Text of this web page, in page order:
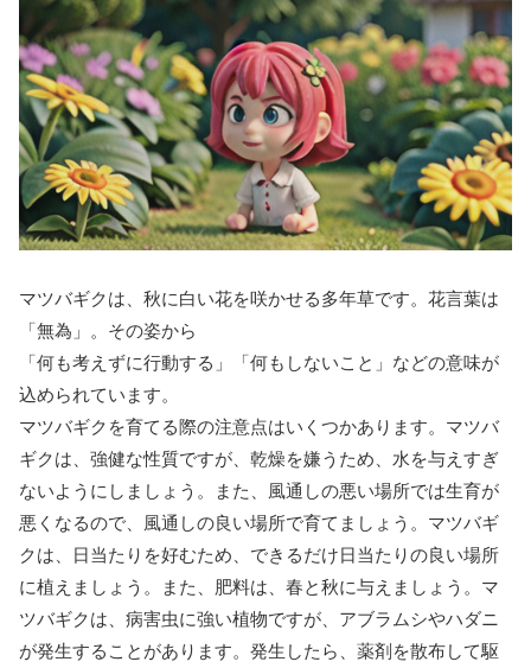
マツバギクは、秋に白い花を咲かせる多年草です。花言葉は
「無為」。その姿から
「何も考えずに行動する」「何もしないこと」などの意味が
込められています。
マツバギクを育てる際の注意点はいくつかあります。マツバ
ギクは、強健な性質ですが、乾燥を嫌うため、水を与えすぎ
ないようにしましょう。また、風通しの悪い場所では生育が
悪くなるので、風通しの良い場所で育てましょう。マツバギ
クは、日当たりを好むため、できるだけ日当たりの良い場所
に植えましょう。また、肥料は、春と秋に与えましょう。マ
ツバギクは、病害虫に強い植物ですが、アブラムシやハダニ
が発生することがあります。発生したら、薬剤を散布して駆